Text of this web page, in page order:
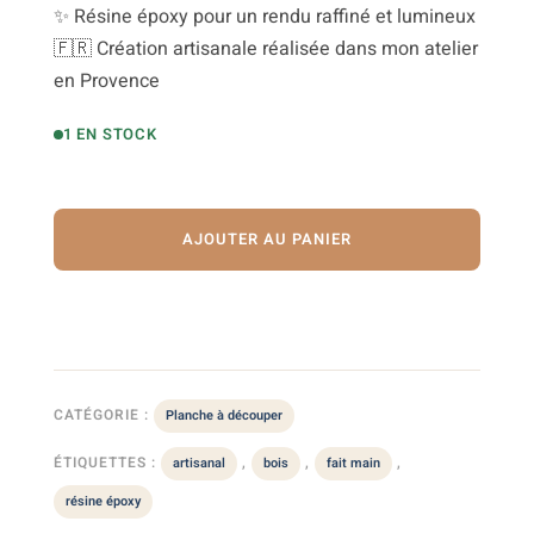
✨ Résine époxy pour un rendu raffiné et lumineux
🇫🇷 Création artisanale réalisée dans mon atelier
en Provence
1 EN STOCK
AJOUTER AU PANIER
CATÉGORIE : Planche à découper
ÉTIQUETTES : artisanal , bois , fait main ,
résine époxy